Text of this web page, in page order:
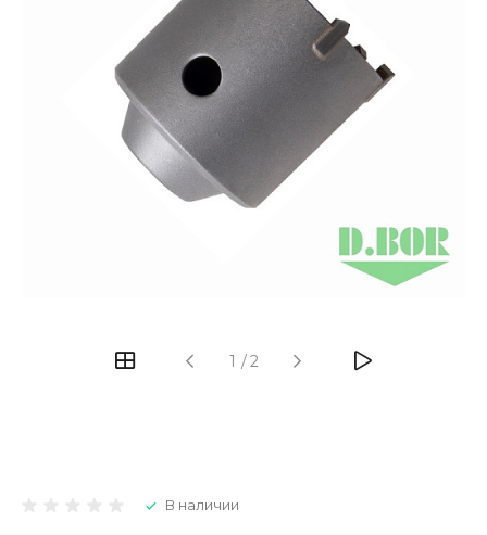
1 /2
В наличии